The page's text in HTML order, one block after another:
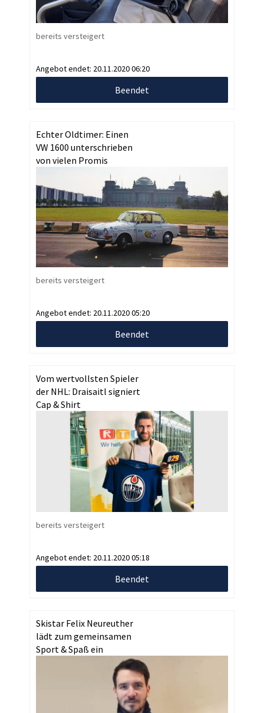
bereits versteigert
Angebot endet: 20.11.2020 06:20
Beendet
Echter Oldtimer: Einen
VW 1600 unterschrieben
von vielen Promis
bereits versteigert
Angebot endet: 20.11.2020 05:20
Beendet
Vom wertvollsten Spieler
der NHL: Draisaitl signiert
Cap & Shirt
bereits versteigert
Angebot endet: 20.11.2020 05:18
Beendet
Skistar Felix Neureuther
lädt zum gemeinsamen
Sport & Spaß ein